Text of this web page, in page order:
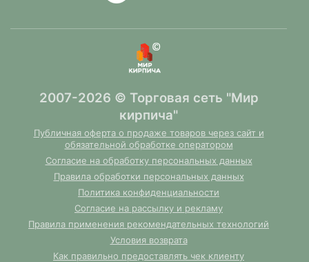
2007-2026 © Торговая сеть "Мир
кирпича"
Публичная оферта о продаже товаров через сайт и
обязательной обработке оператором
Согласие на обработку персональных данных
Правила обработки персональных данных
Политика конфиденциальности
Согласие на рассылку и рекламу
Правила применения рекомендательных технологий
Условия возврата
Как правильно предоставлять чек клиенту